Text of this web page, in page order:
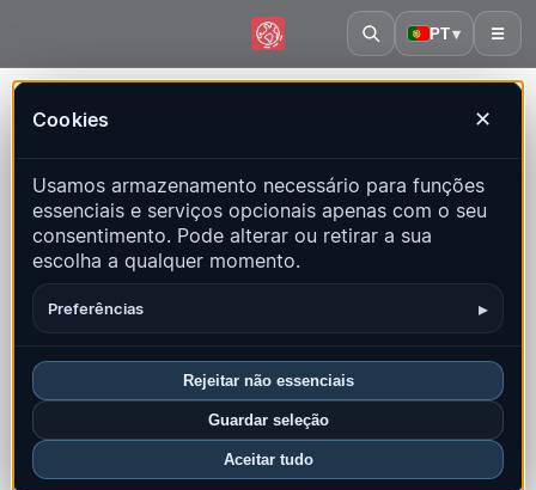
PT▾ ☰
Cookies ✕
Usamos armazenamento necessário para funções
essenciais e serviços opcionais apenas com o seu
consentimento. Pode alterar ou retirar a sua
escolha a qualquer momento.
Preferências ▸
Rejeitar não essenciais
Guardar seleção
Aceitar tudo
QuakeMap24
Mapa ao vivo, estatísticas e eventos recentes
Abrir mapa histórico Últimos neste país
Visão geral Mapa Recentes Gráficos Principais regiões
FAQ
Sismos neste mês
17